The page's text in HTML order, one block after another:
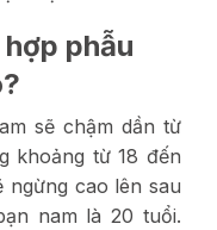
phẫu
sẽ chậm dần từ
khoảng từ 18 đến
ngừng cao lên sau
nam là 20 tuổi.